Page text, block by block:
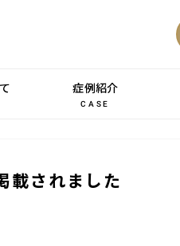
症例紹介
CASE
載されました